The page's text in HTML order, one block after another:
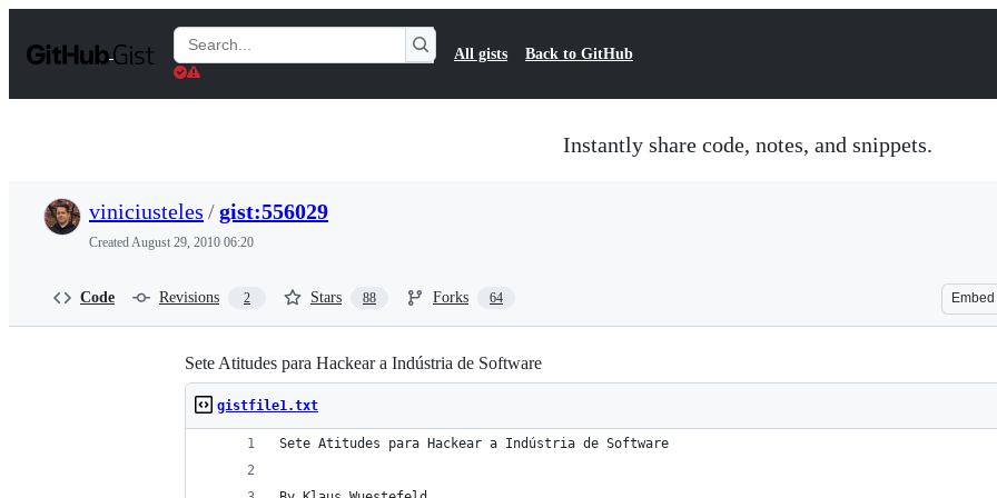
t
Search
Gists
All gists Back to GitHub
Instantly share code, notes, and snippets.
viniciusteles /gist:556029
CreatedAugust 29, 2010 06:20
Code Revisions 2 Stars 88 Forks 64 Embed
Sete Atitudes para Hackear a Indústria de Software
gistfile1.txt
Sete Atitudes para Hackear a Indústria de Software